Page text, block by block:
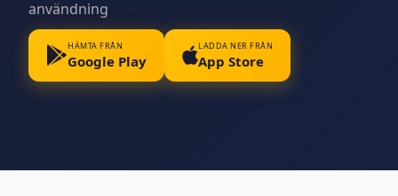
användning
HÄMTA FRÅN
Google Play
LADDA NER FRÅN
App Store